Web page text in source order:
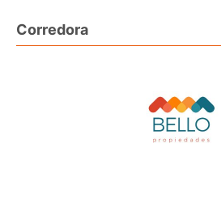
Corredora